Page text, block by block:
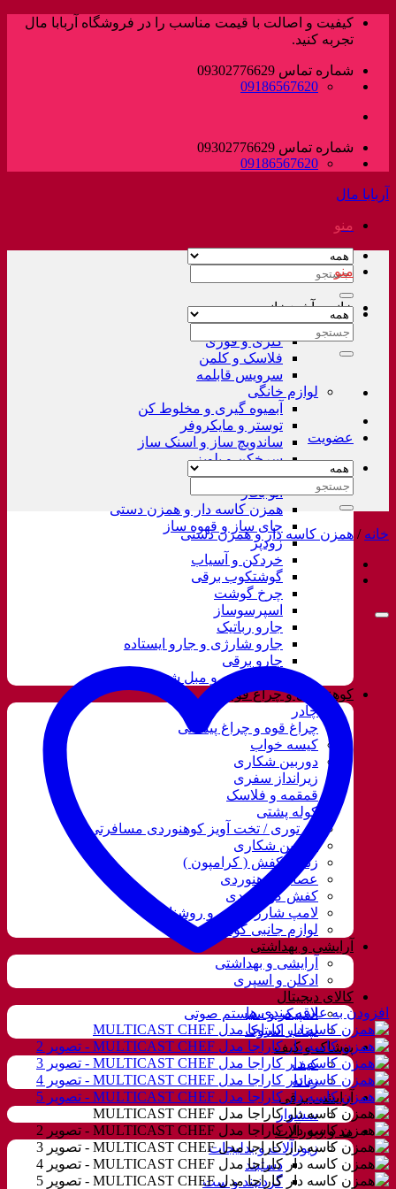
پرش
کیفیت و اصالت با قیمت مناسب را در فروشگاه آربابا مال
تجربه کنید.
شماره تماس 09302776629
09186567620
شماره تماس 09302776629
09186567620
آربابا مال
منو
جستجو
خانه و آشپزخانه
لوازم خانگی غیر برقی
کتری و قوری
فلاسک و کلمن
سرویس قابلمه
لوازم خانگی
آبمیوه گیری و مخلوط کن
توستر و مایکروفر
ساندویچ ساز و اسنک ساز
سرخکن و پلوپز
غذاساز
اتو بخار
همزن کاسه دار و همزن دستی
چای ساز و قهوه ساز
زودپز
خردکن و آسیاب
گوشتکوب برقی
چرخ گوشت
اسپرسوساز
جارو رباتیک
جارو شارژی و جارو ایستاده
جارو برقی
فرش شور و مبل شور
کوهنوردی و چراغ قوه
چادر
چراغ قوه و چراغ پیشانی
کیسه خواب
دوربین شکاری
زیرانداز سفری
قمقمه و فلاسک
کوله پشتی
ننو توری / تخت آویز کوهنوردی مسافرتی
دوربین شکاری
زنجیر کفش ( کرامپون )
عصای کوهنوردی
کفش کوهنوردی
لامپ شارژی، نور و روشنایی
لوازم جانبی کوهنوردی
آرایشی و بهداشتی
آرایشی و بهداشتی
ادکلن و اسپری
کالای دیجیتال
اسپیکر و سیستم صوتی
لپتاب استوک
پوشاک و کیف
کیف
زنانه
آرایشی برقی
سشوار
مد و زیورآلات
زیورآلات و بدلیجات
دستبند
گردنبند و ست
منو
جستجو
عضویت
جستجو
خانه / همزن کاسه دار و همزن دستی
افزودن به علاقه مندی ها